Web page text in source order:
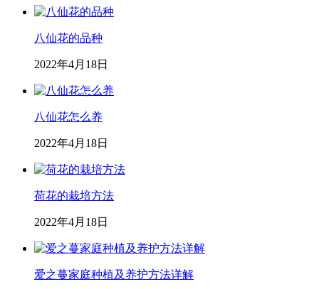
八仙花的品种
2022年4月18日
八仙花怎么养
2022年4月18日
荷花的栽培方法
2022年4月18日
爱之蔓家庭种植及养护方法详解